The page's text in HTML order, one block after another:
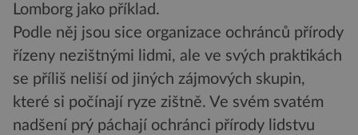
Lomborg jako příklad.
Podle něj jsou sice organizace ochránců přírody
řízeny nezištnými lidmi, ale ve svých praktikách
se příliš neliší od jiných zájmových skupin,
které si počínají ryze zištně. Ve svém svatém
nadšení prý páchají ochránci přírody lidstvu